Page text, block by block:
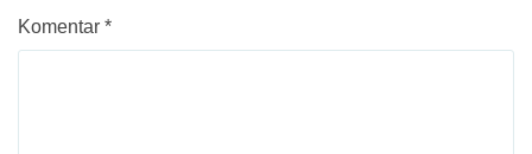
Komentar *